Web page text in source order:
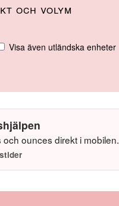
och volym
Visa även utländska enheter
ounces direkt i mobilen.